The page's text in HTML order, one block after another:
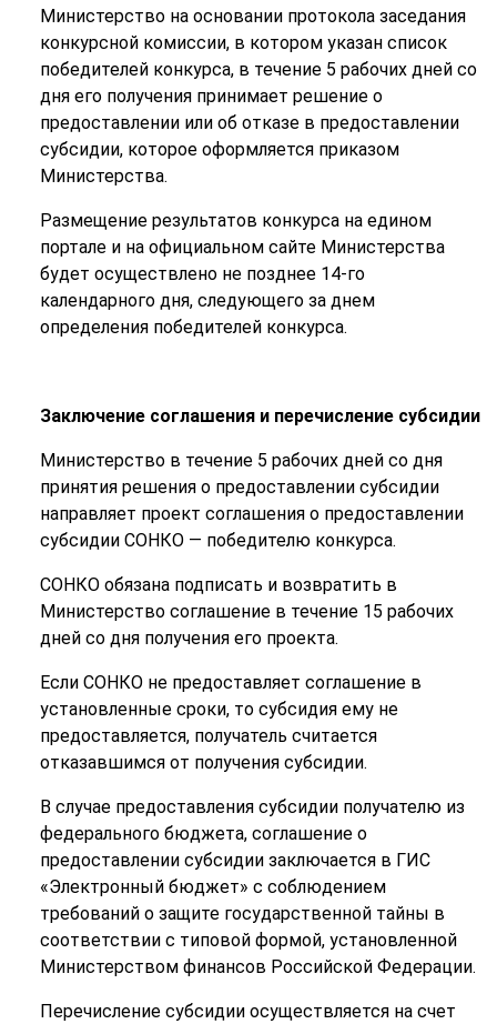
Министерство на основании протокола заседания
конкурсной комиссии, в котором указан список
победителей конкурса, в течение 5 рабочих дней со
дня его получения принимает решение о
предоставлении или об отказе в предоставлении
субсидии, которое оформляется приказом
Министерства.
Размещение результатов конкурса на едином
портале и на официальном сайте Министерства
будет осуществлено не позднее 14-го
календарного дня, следующего за днем
определения победителей конкурса.
Заключение соглашения и перечисление субсидии
Министерство в течение 5 рабочих дней со дня
принятия решения о предоставлении субсидии
направляет проект соглашения о предоставлении
субсидии СОНКО — победителю конкурса.
СОНКО обязана подписать и возвратить в
Министерство соглашение в течение 15 рабочих
дней со дня получения его проекта.
Если СОНКО не предоставляет соглашение в
установленные сроки, то субсидия ему не
предоставляется, получатель считается
отказавшимся от получения субсидии.
В случае предоставления субсидии получателю из
федерального бюджета, соглашение о
предоставлении субсидии заключается в ГИС
«Электронный бюджет» с соблюдением
требований о защите государственной тайны в
соответствии с типовой формой, установленной
Министерством финансов Российской Федерации.
Перечисление субсидии осуществляется на счет